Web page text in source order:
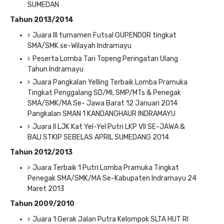
SUMEDAN
Tahun 2013/2014
Juara III turnamen Futsal GUPENDOR tingkat
SMA/SMK se-Wilayah Indramayu
Peserta Lomba Tari Topeng Peringatan Ulang
Tahun Indramayu
Juara Pangkalan Yelling Terbaik Lomba Pramuka
Tingkat Penggalang SD/MI, SMP/MTs & Penegak
SMA/SMK/MA Se- Jawa Barat 12 Januari 2014
Pangkalan SMAN 1 KANDANGHAUR INDRAMAYU
Juara II LJK Kat Yel-Yel Putri LKP VII SE-JAWA &
BALI STKIP SEBELAS APRIL SUMEDANG 2014
Tahun 2012/2013
Juara Terbaik 1 Putri Lomba Pramuka Tingkat
Penegak SMA/SMK/MA Se-Kabupaten Indramayu 24
Maret 2013
Tahun 2009/2010
Juara 1 Gerak Jalan Putra Kelompok SLTA HUT RI